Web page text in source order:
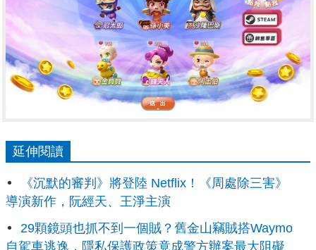
延伸閱讀
《沉默的審判》將登陸 Netflix！《周處除三害》
導演新作，阮經天、王淨主演
29顆鏡頭也抓不到一個賊？舊金山竊賊搭Waymo
自駕車逃逸，隱私保護政策竟成警方辦案最大阻礙